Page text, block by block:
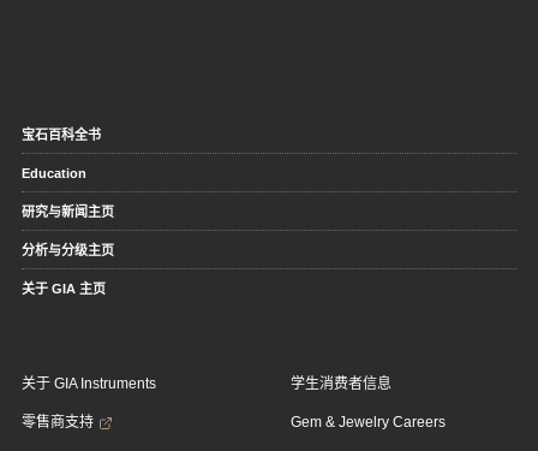
宝石百科全书
Education
研究与新闻主页
分析与分级主页
关于 GIA 主页
关于 GIA Instruments
零售商支持
学生消费者信息
Gem & Jewelry Careers